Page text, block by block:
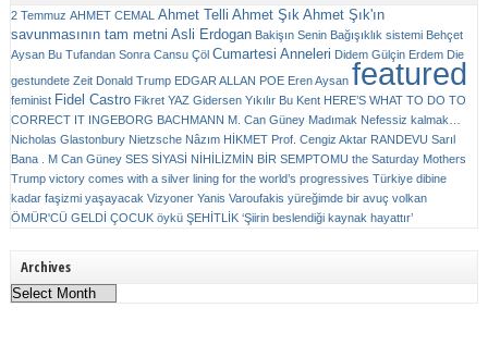
2 Temmuz AHMET CEMAL Ahmet Telli Ahmet Şık Ahmet Şık'ın
savunmasının tam metni Asli Erdogan Bakişın Senin Bağışıklık sistemi Behçet
Aysan Bu Tufandan Sonra Cansu Çöl Cumartesi Anneleri Didem Gülçin Erdem Die
gestundete Zeit Donald Trump EDGAR ALLAN POE Eren Aysan featured
feminist Fidel Castro Fikret YAZ Gidersen Yıkılır Bu Kent HERE’S WHAT TO DO TO
CORRECT IT INGEBORG BACHMANN M. Can Güney Madımak Nefessiz kalmak…
Nicholas Glastonbury Nietzsche Nâzım HİKMET Prof. Cengiz Aktar RANDEVU Sarıl
Bana . M Can Güney SES SİYASİ NİHİLİZMİN BİR SEMPTOMU the Saturday Mothers
Trump victory comes with a silver lining for the world’s progressives Türkiye dibine
kadar faşizmi yaşayacak Vizyoner Yanis Varoufakis yüreğimde bir avuç volkan
ÖMÜR'CÜ GELDİ ÇOCUK öykü ŞEHİTLİK ‘Şiirin beslendiği kaynak hayattır’
Archives
Archives